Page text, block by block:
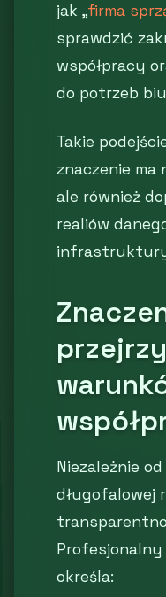
jak „firma
sprawdzić
współpracy
do potrzeb
Takie
znaczenie ma
ale również
realiów
Niezależnie
długofalowej
określa: